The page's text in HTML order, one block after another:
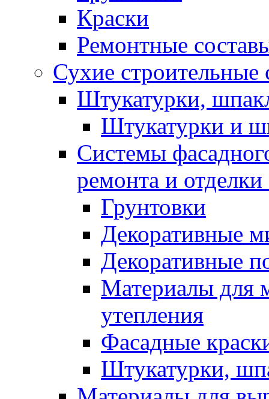
Краски
Ремонтные
Сухие
Штукатурки,
Штукатурки и
Системы
ремонта и отделки
Грунтовки
Декоративные
Декоративные
Материалы для
утепления
Фасадные
Штукатурки,